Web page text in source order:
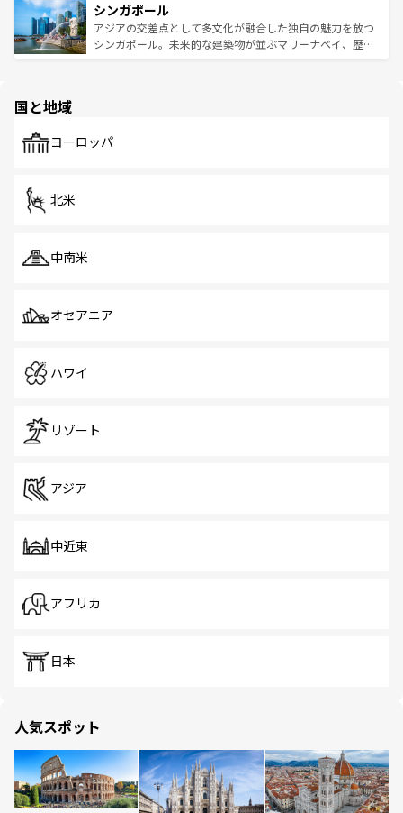
参照してほしい。
激する。気候は一年中温暖で、どの季節にも異なる楽しみ
が待っている。親しみやすいタイの人々、仏教を中心とし
た文化、そして多様な観光資源が、訪れる旅人を魅了し続
み、どこを訪れても感動するはず。観光スポットが密集し
ており、効率よく見どころを回れるのも魅力。息をのむよ
うな絶景から文化的な体験まで、香港を存分に楽しみ尽く
シンガポール
アジアの交差点として多文化が融合した独自の魅力を放つ
シンガポール。未来的な建築物が並ぶマリーナベイ、歴史
で、ホーカーズは地元の風情を楽しめる外せないスポット
国と地域
ヨーロッパ
北米
中南米
オセアニア
ハワイ
リゾート
アジア
中近東
アフリカ
日本
人気スポット